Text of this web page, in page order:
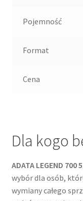
Pojemność
Format
Cena
Dla kogo
ADATA LEGEND 700
wybór dla osób,
wymiany całego